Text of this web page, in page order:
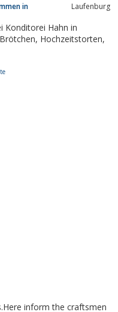
in
Laufenburg
Konditorei Hahn in
inform the craftsmen